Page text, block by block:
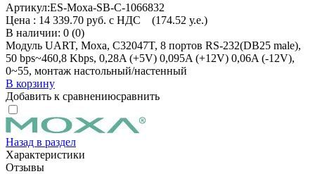
Артикул:ES-Moxa-SB-C-1066832
Цена : 14 339.70 руб. с НДС (174.52 у.е.)
В наличии: 0 (0)
Модуль UART, Moxa, C32047T, 8 портов RS-232(DB25 male),
50 bps~460,8 Kbps, 0,28A (+5V) 0,095A (+12V) 0,06A (-12V),
0~55, монтаж настольный/настенный
В корзину
Добавить к сравнениюсравнить
Назад в раздел
Характеристики
Отзывы